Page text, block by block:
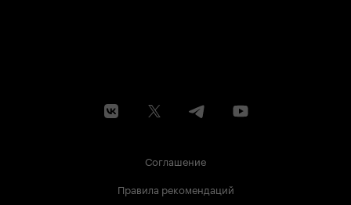
Соглашение
Правила рекомендаций